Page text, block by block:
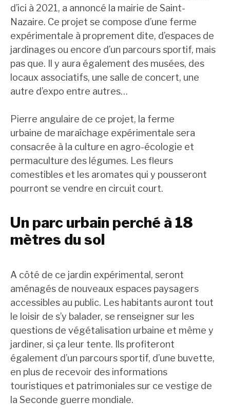
d’ici à 2021, a annoncé la mairie de Saint-
Nazaire. Ce projet se compose d’une ferme
expérimentale à proprement dite, d’espaces de
jardinages ou encore d’un parcours sportif, mais
pas que. Il y aura également des musées, des
locaux associatifs, une salle de concert, une
autre d’expo entre autres…
Pierre angulaire de ce projet, la ferme
urbaine de maraîchage expérimentale sera
consacrée à la culture en agro-écologie et
permaculture des légumes. Les fleurs
comestibles et les aromates qui y pousseront
pourront se vendre en circuit court.
Un parc urbain perché à 18
mètres du sol
A côté de ce jardin expérimental, seront
aménagés de nouveaux espaces paysagers
accessibles au public. Les habitants auront tout
le loisir de s’y balader, se renseigner sur les
questions de végétalisation urbaine et même y
jardiner, si ça leur tente. Ils profiteront
également d’un parcours sportif, d’une buvette,
en plus de recevoir des informations
touristiques et patrimoniales sur ce vestige de
la Seconde guerre mondiale.